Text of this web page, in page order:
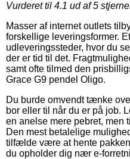
Vurderet til 4.1 ud af 5
Masser af internet outlets
forskellige leveringsformer.
udleveringssteder, hvor du
der er tid til det.
samt ofte tilmed den
Grace G9 pendel Oligo.
Du burde omvendt tænke
bor eller til når du er på job.
en anelse mere pebret, men
Den mest betalelige
tilfælde være at hente
du opholder dig nær e-